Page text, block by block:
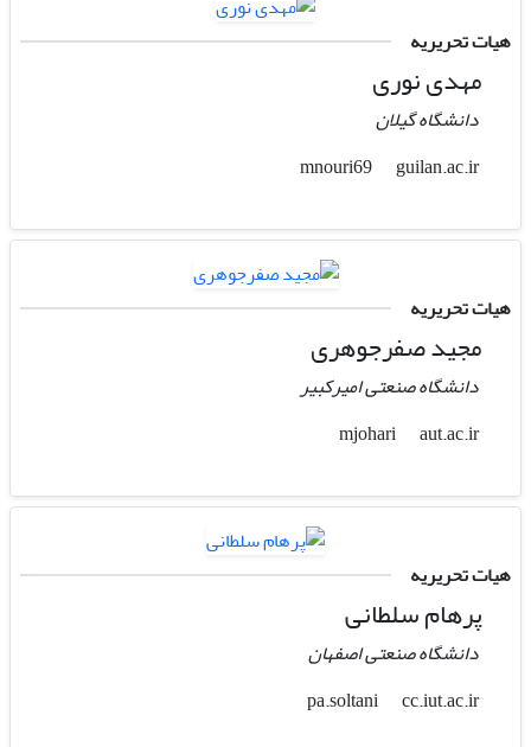
هیات تحریریه
مهدی نوری
دانشگاه گیلان
mnouri69
guilan.ac.ir
هیات تحریریه
مجید صفرجوهری
دانشگاه صنعتی امیرکبیر
mjohari
aut.ac.ir
هیات تحریریه
پرهام سلطانی
دانشگاه صنعتی اصفهان
pa.soltani
cc.iut.ac.ir